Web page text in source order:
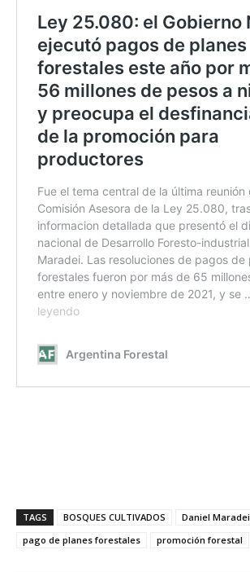
TAGS BOSQUES CULTIVADOS Daniel Maradei
pago de planes forestales
promoción forestal